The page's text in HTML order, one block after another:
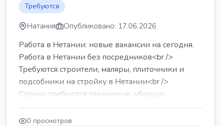
Требуются
Натания Опубликовано: 17.06.2026
Работа в Нетании: новые вакансии на сегодня.
Работа в Нетании без посредников<br />
Требуются строители, маляры, плиточники и
подсобники на стройку в Нетании<br />
Срочно требуются горничные, уборщи...
0 просмотров